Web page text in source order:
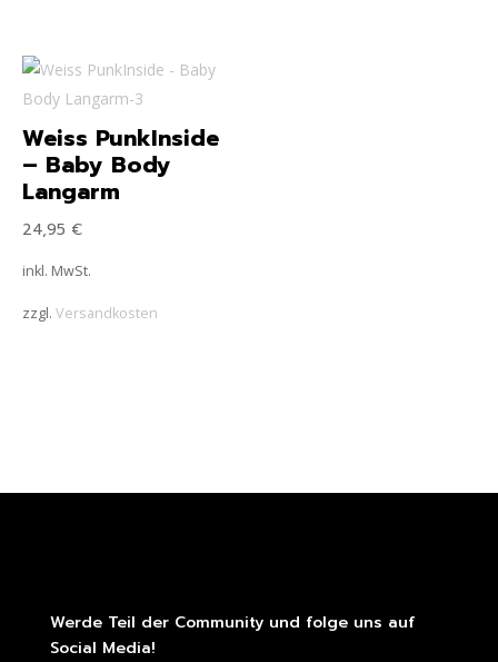
Weiss PunkInside
– Baby Body
Langarm
24,95 €
inkl. MwSt.
zzgl. Versandkosten
Werde Teil der Community und folge uns auf
Social Media!